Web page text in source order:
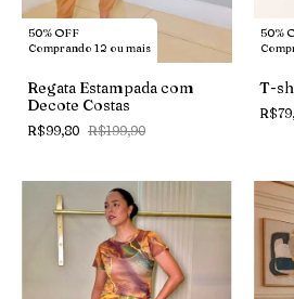
50% OFF
Comprando 12 ou mais
Regata Estampada com
Decote Costas
R$99,80 R$199,90
50%
T-